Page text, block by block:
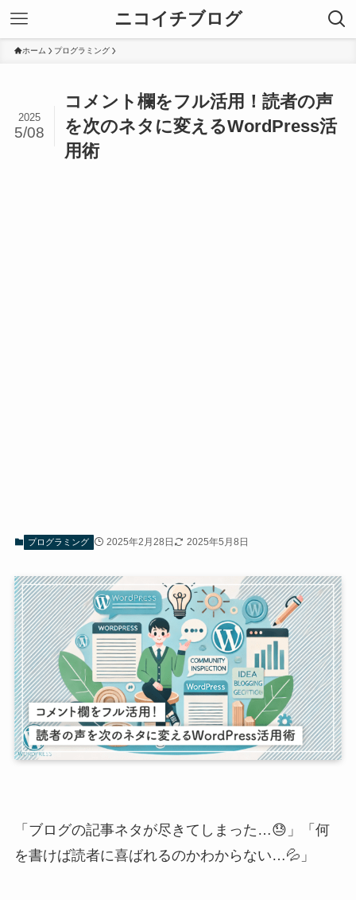
ニコイチブログ
ホーム プログラミング
コメント欄をフル活用！読者の声
を次のネタに変えるWordPress活
用術
2025
5/08
プログラミング 2025年2月28日 2025年5月8日
「ブログの記事ネタが尽きてしまった…😓」「何
を書けば読者に喜ばれるのかわからない…💦」